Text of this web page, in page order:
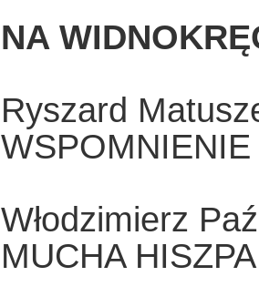
NA
Ryszard
Włodzimierz
MUCHA